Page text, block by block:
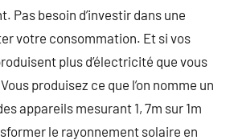
Pas besoin d’investir dans une
votre consommation. Et si vos
plus d’électricité que vous
produisez ce que l’on nomme un
appareils mesurant 1, 7m sur 1m
le rayonnement solaire en